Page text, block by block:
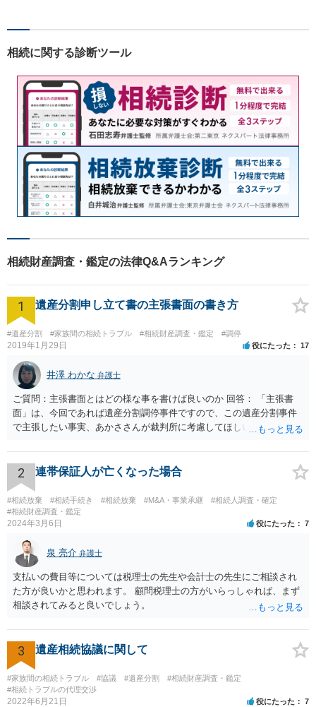
する癖をつけることを勧めて
決に繋がりますのでお気軽に
ご相談ください。
相続に関する診断ツール
相続財産調査・鑑定の法律Q&Aランキング
1 遺産分割申し立て書の主張書面の書き方
#遺産分割 #家族間の相続トラブル #相続財産調査・鑑定 #調停
2019年1月29日 役にたった 17
井澤 わかな 弁護士
ご質問：主張書面とはどの様な事を書けば良いのか 回答： 「主張書
面」は、今回であれば遺産分割調停事件ですので、この遺産分割事件
で主張したい事実、あかささんが裁判所に考慮してほしいと思う、亡
ります。 もし、主張したい事実や考慮してほしい事情に関連して
資料を持っているようであれば、主張書面とは別で提出できます。も
し、お姉さんに見られたくないような資料がある場合、「非開示の希
望に関する申出書」と共に提出することも考えられます。 ご質問：書
いた方が良い事と書かない方が良い事 回答： お姉さんが申立書の「申
立ての趣旨」のところに書いている遺産の分け方に対して意見があれ
ば、まずそれを書くとよいです。 次に「申立ての理由」のところに、
なぜ調停を申し立てたのか(例えば、あかささんと話合いが出来ない／
決裂した、など)や亡くなった方・あかささん・お姉さん間の事情やい
きさつなどが書かれていると思うので、あかささんから見てそれは違
うと感じるところは、どのように違うのか、など書くとよいです。 そ
の他、お姉さんの申立書には書かれていないけど、どのように遺産を
った等)、それも書くとよいです。 書かない方が良いと思うことは、遺
産分割に関係ない(と思われる)いきさつを沢山盛り込むことだと考えま
す(あくまで遺産分割に関係することに留める方が、裁判所や調停委員
の方に事情を理解してもらいやすいと思います)。
2 連帯保証人が亡くなった場合
#相続放棄 #相続手続き #相続放棄 #M&A・事業承継
#相続人調査・確定
#相続財産調査・鑑定
2024年3月6日 役にたった 7
泉 亮介 弁護士
支払いの費目等については税理士の先生や会計士の先生にご相談され
た方が良いかと思われます。 顧問税理士の方がいらっしゃれば、まず
相談されてみると良いでしょう。
3 遺産相続協議に関して
#家族間の相続トラブル #協議 #遺産分割
#相続財産調査・鑑定
#相続トラブルの代理交渉
2022年6月21日 役にたった 7